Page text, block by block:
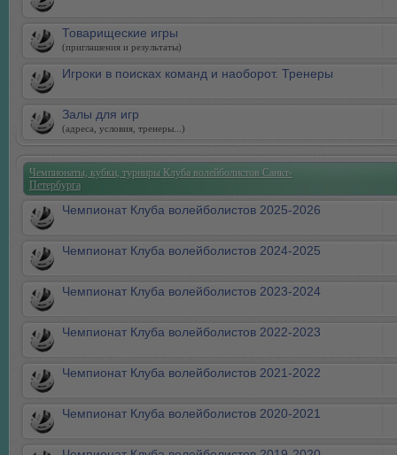
Товарищеские игры
(приглашения и результаты)
Игроки в поисках команд и наоборот. Тренеры
Залы для игр
(адреса, условия, тренеры...)
Чемпионаты, кубки, турниры Клуба волейболистов Санкт-
Петербурга
Чемпионат Клуба волейболистов 2025-2026
Чемпионат Клуба волейболистов 2024-2025
Чемпионат Клуба волейболистов 2023-2024
Чемпионат Клуба волейболистов 2022-2023
Чемпионат Клуба волейболистов 2021-2022
Чемпионат Клуба волейболистов 2020-2021